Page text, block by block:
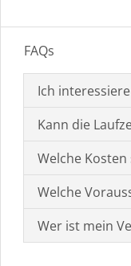
FAQs
Ich
Kann die
Welche
Welche
Wer ist mein